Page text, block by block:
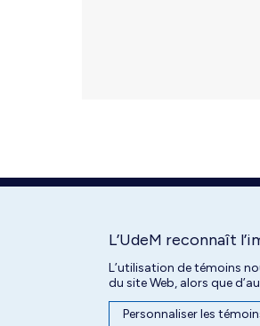
L’UdeM reconnaît
L’utilisation de témoins
du site Web, alors que
Personnaliser les